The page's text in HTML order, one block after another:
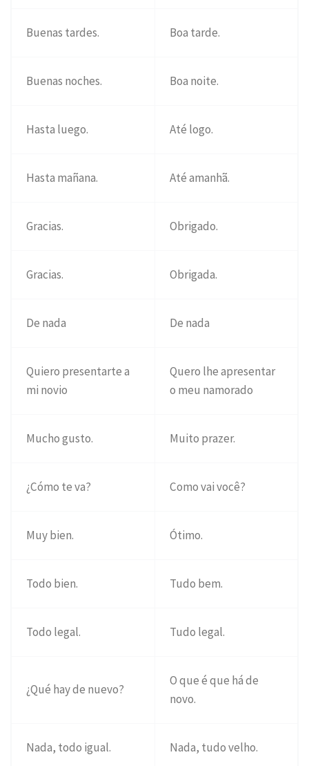
Buenas tardes. Boa tarde.
Buenas noches. Boa noite.
Hasta luego. Até logo.
Hasta mañana. Até amanhã.
Gracias. Obrigado.
Gracias. Obrigada.
De nada De nada
Quiero presentarte a
mi novio
Quero lhe apresentar
o meu namorado
Mucho gusto. Muito prazer.
¿Cómo te va? Como vai você?
Muy bien. Ótimo.
Todo bien. Tudo bem.
Todo legal. Tudo legal.
¿Qué hay de nuevo?
O que é que há de
novo.
Nada, todo igual. Nada, tudo velho.